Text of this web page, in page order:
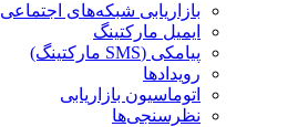
بازاریابی شبکه‌های اجتماعی
ایمیل مارکتینگ
پیامکی (SMS مارکتینگ)
رویدادها
اتوماسیون بازاریابی
نظرسنجی‌ها